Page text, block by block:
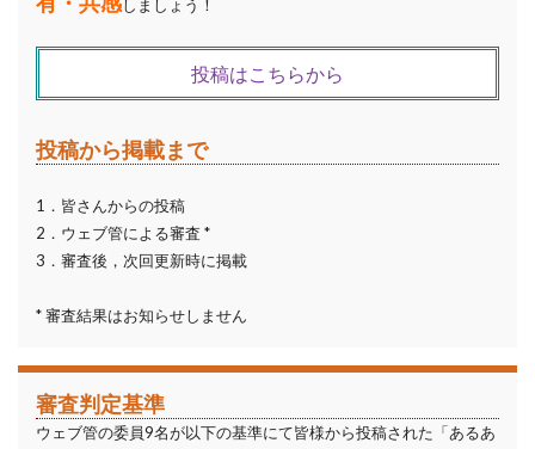
しましょう！
投稿はこちらから
投稿から掲載まで
1．皆さんからの投稿
2．ウェブ管による審査 *
3．審査後，次回更新時に掲載
* 審査結果はお知らせしません
審査判定基準
ウェブ管の委員9名が以下の基準にて皆様から投稿された「あるあ